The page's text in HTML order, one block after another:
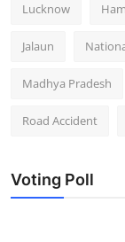
Lucknow
Jalaun
Madhya Pradesh
Road Accident
Voting Poll